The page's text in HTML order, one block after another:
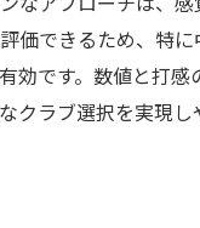
ッティングでわかる
複数クラブを比較し
価できるため、特
効です。数値と打感
クラブ選択を実現し